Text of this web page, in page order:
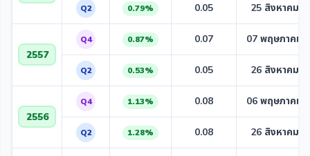
Q2 0.79% 0.05 25 สิงหาคม
2557
Q4 0.87% 0.07 07 พฤษภาคม
Q2 0.53% 0.05 26 สิงหาคม
2556
Q4 1.13% 0.08 06 พฤษภาคม
Q2 1.28% 0.08 26 สิงหาคม